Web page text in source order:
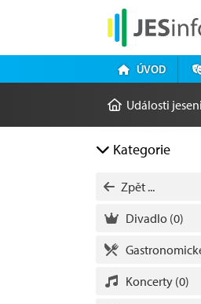
ÚVOD
Události
Kategorie
Zpět ...
Divadlo (0)
Koncerty (0)